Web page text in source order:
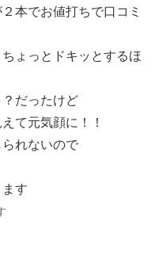
本でお値打ちで口コミ
ょっとドキッとするほ
だったけど
て元気顔に！！
れないので
す